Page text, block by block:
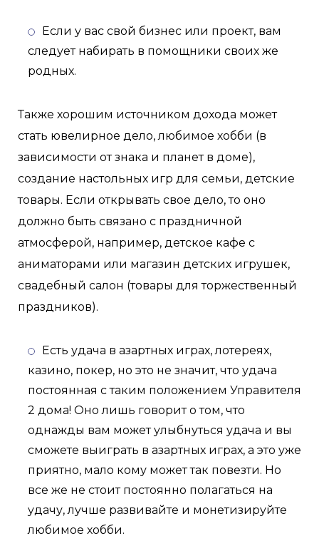
Если у вас свой бизнес или проект, вам
следует набирать в помощники своих же
родных.
Также хорошим источником дохода может
стать ювелирное дело, любимое хобби (в
зависимости от знака и планет в доме),
создание настольных игр для семьи, детские
товары. Если открывать свое дело, то оно
должно быть связано с праздничной
атмосферой, например, детское кафе с
аниматорами или магазин детских игрушек,
свадебный салон (товары для торжественный
праздников).
Есть удача в азартных играх, лотереях,
казино, покер, но это не значит, что удача
постоянная с таким положением Управителя
2 дома! Оно лишь говорит о том, что
однажды вам может улыбнуться удача и вы
сможете выиграть в азартных играх, а это уже
приятно, мало кому может так повезти. Но
все же не стоит постоянно полагаться на
удачу, лучше развивайте и монетизируйте
любимое хобби.